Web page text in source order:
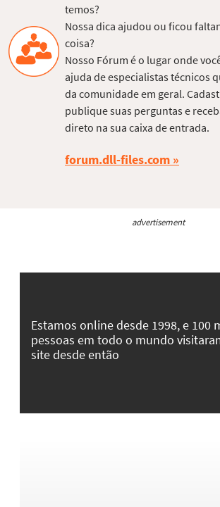
temos?
Nossa dica ajudou ou ficou
coisa?
Nosso Fórum é o lugar onde
ajuda de especialistas técnicos
da comunidade em geral.
publique suas perguntas e
direto na sua caixa de entrada.
forum.dll-files.com
advertisement
Estamos online desde 1998, e 100
pessoas em todo o mundo
site desde então